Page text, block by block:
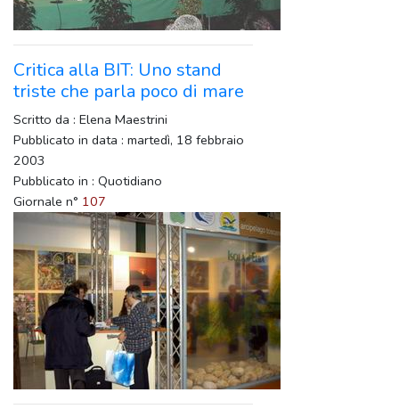
Critica alla BIT: Uno stand
triste che parla poco di mare
Scritto da : Elena Maestrini
Pubblicato in data : martedì, 18 febbraio
2003
Pubblicato in : Quotidiano
Giornale n° 107